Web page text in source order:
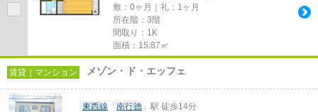
敷：0ヶ月｜礼：1ヶ月
所在階：3階
間取り：1K
面積：15.87㎡
賃貸｜マンション メゾン・ド・エッフェ
東西線 「 南行徳 」駅 徒歩14分